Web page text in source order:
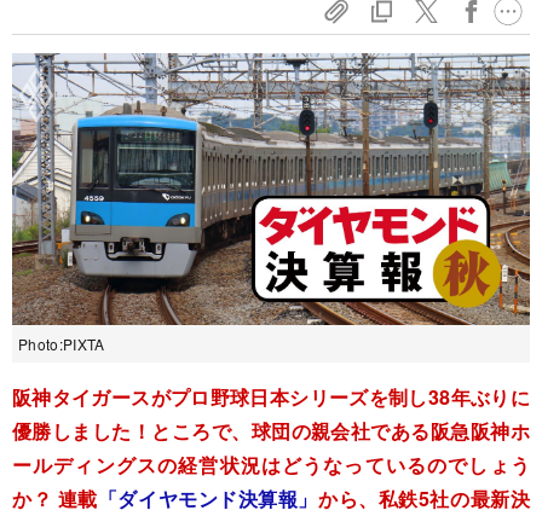
Photo:PIXTA
阪神タイガースがプロ野球日本シリーズを制し38年ぶりに
優勝しました！ところで、球団の親会社である阪急阪神ホ
ールディングスの経営状況はどうなっているのでしょう
か？ 連載 「ダイヤモンド決算報」から、私鉄5社の最新決